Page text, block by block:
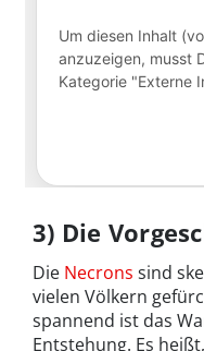
3) Die
Die Necrons sind
vielen Völkern
spannend ist das
Entstehung. Es